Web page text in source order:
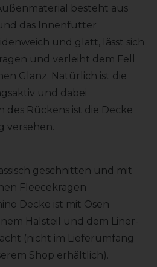
besteht aus
das Innenfutter
und glatt, lässt sich
und verleiht dem Fell
Glanz. Natürlich ist die
und dabei
des Rückens ist die Decke
versehen.
geschnitten und mit
Fleecekragen
Decke ist mit Ösen
Halsteil und dem Liner-
(nicht im Lieferumfang
Shop erhältlich).